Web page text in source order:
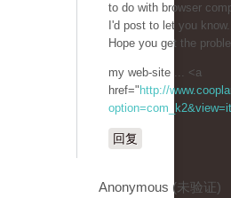
to do with browser
I'd post to let you
Hope you get the
my web-site ... <a
href=" http://
回复
Anonymous (未验证)